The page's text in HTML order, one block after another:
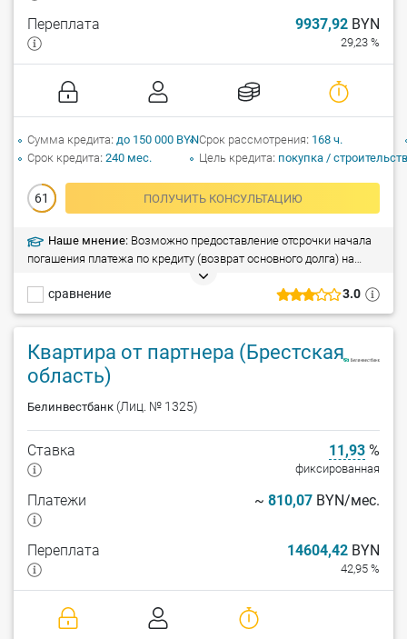
3.0
сравнение
Переплата 9937,92 BYN
29,23 %
61 ПОЛУЧИТЬ КОНСУЛЬТАЦИЮ
Сумма кредита до 150 000 BYN
Срок кредита 240 мес.
Срок рассмотрения 168 ч.
Цель кредита покупка /
Наше мнение: Возможно предоставление отсрочки начала
погашения платежа по кредиту (возврат основного долга) на
Квартира от партнера (Брестская
область)
Белинвестбанк (Лиц. № 1325)
Ставка 11,93 %
фиксированная
Платежи ~ 810,07 BYN/мес.
Переплата 14604,42 BYN
42,95 %